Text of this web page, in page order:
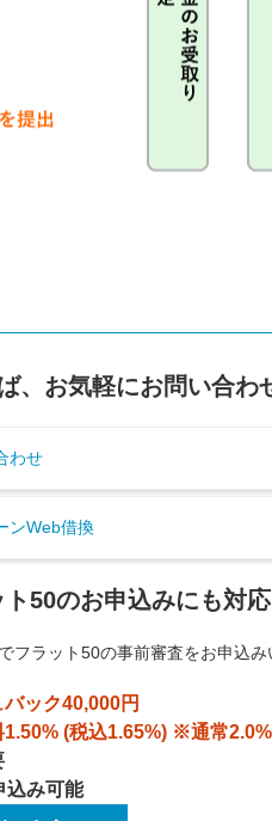
、お気軽にお問い合わ
わせ
ンWeb借換
50のお申込みにも対
フラット50の事前審査をお申込み
ック40,000円
1.50% (税込1.65%) ※通常
込み可能